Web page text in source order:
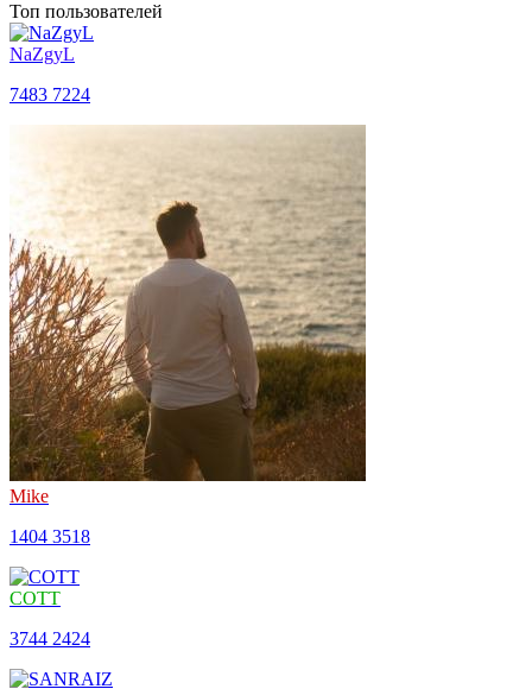
Топ пользователей
NaZgyL
7483 7224
Mike
1404 3518
COTT
3744 2424